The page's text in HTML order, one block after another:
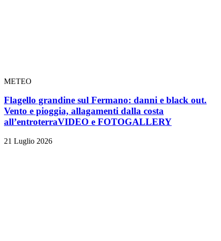
METEO
Flagello grandine sul Fermano: danni e black out.
Vento e pioggia, allagamenti dalla costa
all’entroterraVIDEO e FOTOGALLERY
21 Luglio 2026